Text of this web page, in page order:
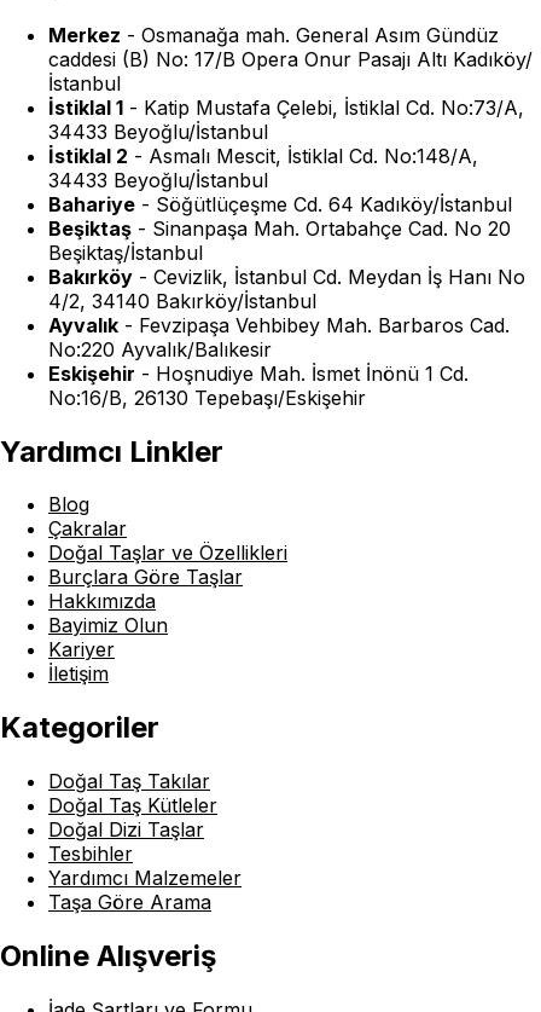
Merkez - Osmanağa mah. General Asım Gündüz
caddesi (B) No: 17/B Opera Onur Pasajı Altı Kadıköy/
İstanbul
İstiklal 1 - Katip Mustafa Çelebi, İstiklal Cd. No:73/A,
34433 Beyoğlu/İstanbul
İstiklal 2 - Asmalı Mescit, İstiklal Cd. No:148/A,
34433 Beyoğlu/İstanbul
Bahariye - Söğütlüçeşme Cd. 64 Kadıköy/İstanbul
Beşiktaş - Sinanpaşa Mah. Ortabahçe Cad. No 20
Beşiktaş/İstanbul
Bakırköy - Cevizlik, İstanbul Cd. Meydan İş Hanı No
4/2, 34140 Bakırköy/İstanbul
Ayvalık - Fevzipaşa Vehbibey Mah. Barbaros Cad.
No:220 Ayvalık/Balıkesir
Eskişehir - Hoşnudiye Mah. İsmet İnönü 1 Cd.
No:16/B, 26130 Tepebaşı/Eskişehir
Yardımcı Linkler
Blog
Çakralar
Doğal Taşlar ve Özellikleri
Burçlara Göre Taşlar
Hakkımızda
Bayimiz Olun
Kariyer
İletişim
Kategoriler
Doğal Taş Takılar
Doğal Taş Kütleler
Doğal Dizi Taşlar
Tesbihler
Yardımcı Malzemeler
Taşa Göre Arama
Online Alışveriş